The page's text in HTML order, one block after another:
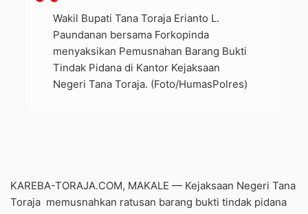
Wakil Bupati Tana Toraja Erianto L.
Paundanan bersama Forkopinda
menyaksikan Pemusnahan Barang Bukti
Tindak Pidana di Kantor Kejaksaan
Negeri Tana Toraja. (Foto/HumasPolres)
KAREBA-TORAJA.COM, MAKALE — Kejaksaan Negeri Tana
Toraja memusnahkan ratusan barang bukti tindak pidana